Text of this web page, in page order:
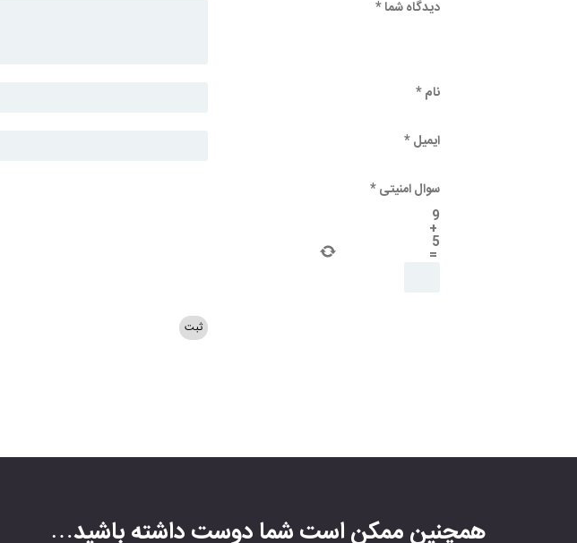
دیدگاه شما*
نام*
ایمیل*
سوال امنیتی*
9
+
5
=
همچنین ممکن است شما دوست داشته باشید…